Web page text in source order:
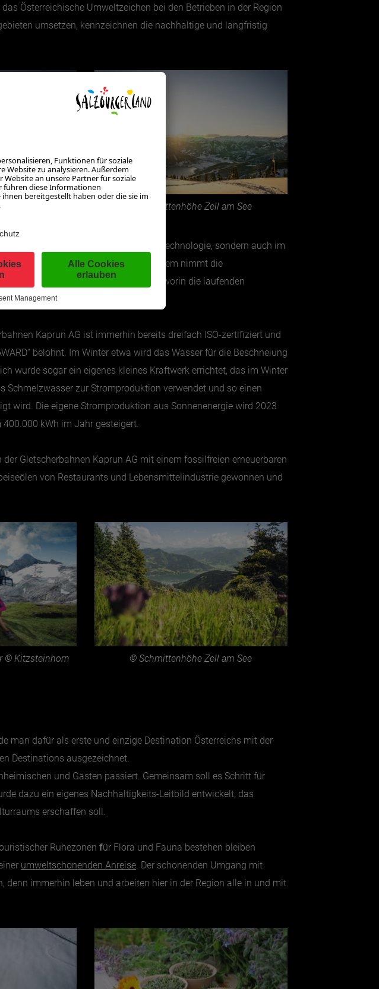
Österreichische Umweltzeichen bei den Betrieben in der Region
umsetzen, kennzeichnen die nachhaltige und langfristig
© Schmittenhöhe Zell am See
– nicht nur in Sachen Seilbahntechnologie, sondern auch im
der Salzburg AG versorgt. Außerdem nimmt die
Audit Scheme (EMAS) teil, worin die laufenden
Kaprun AG ist immerhin bereits dreifach ISO-zertifiziert und
belohnt. Im Winter etwa wird das Wasser für die Beschneiung
wurde sogar ein eigenes kleines Kraftwerk errichtet, das im Winter
zur Stromproduktion verwendet und so einen
wird. Die eigene Stromproduktion aus Sonnenenergie wird 2023
kWh im Jahr gesteigert.
Gletscherbahnen Kaprun AG mit einem fossilfreien erneuerbaren
von Restaurants und Lebensmittelindustrie gewonnen und
© Kitzsteinhorn © Schmittenhöhe Zell am See
man dafür als erste und einzige Destination Österreichs mit der
Destinations ausgezeichnet.
und Gästen passiert. Gemeinsam soll es Schritt für
dazu ein eigenes Nachhaltigkeits-Leitbild entwickelt, das
erschaffen soll.
Ruhezonen für Flora und Fauna bestehen bleiben
umweltschonenden Anreise. Der schonenden Umgang mit
denn immerhin leben und arbeiten hier in der Region alle in und mit